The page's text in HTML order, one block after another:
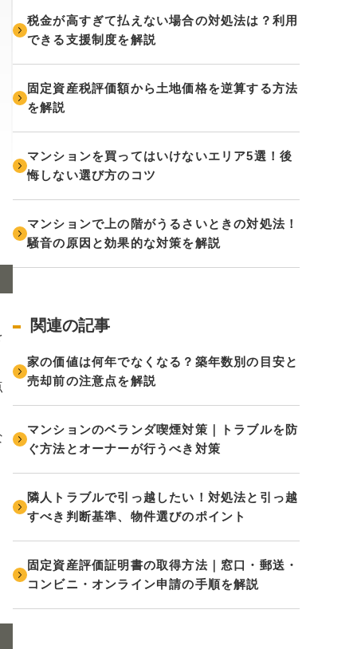
税金が高すぎて払えない場合の対処法は？利用
できる支援制度を解説
固定資産税評価額から土地価格を逆算する方法
を解説
マンションを買ってはいけないエリア5選！後
悔しない選び方のコツ
マンションで上の階がうるさいときの対処法！
騒音の原因と効果的な対策を解説
関連の記事
家の価値は何年でなくなる？築年数別の目安と
売却前の注意点を解説
マンションのベランダ喫煙対策｜トラブルを防
ぐ方法とオーナーが行うべき対策
隣人トラブルで引っ越したい！対処法と引っ越
すべき判断基準、物件選びのポイント
固定資産評価証明書の取得方法｜窓口・郵送・
コンビニ・オンライン申請の手順を解説